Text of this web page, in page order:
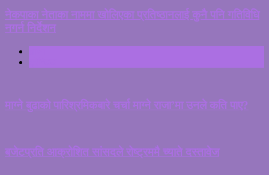
नेकपाका नेताका नाममा खोलिएका प्रतिष्ठानलाई कुनै पनि गतिविधि
नगर्न निर्देशन
माग्ने बुढाको पारिश्रमिकबारे चर्चा माग्ने राजा’मा उनले कति पाए?
बजेटप्रति आक्रोशित सांसदले रोष्ट्रममै च्याते दस्तावेज